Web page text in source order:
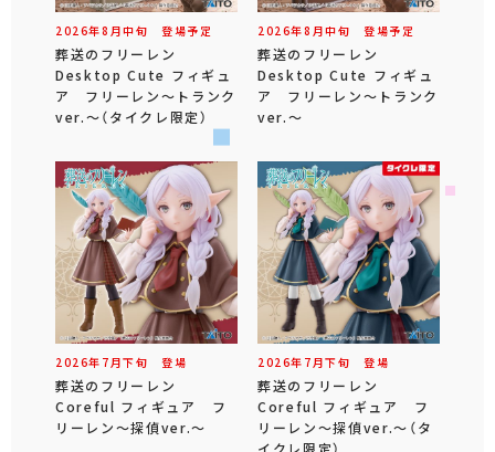
2026年8 月中旬 登場予定
葬送のフリーレン
Desktop Cute フィギュ
ア フリーレン～トランク
ver.～（タイクレ限定）
2026年8 月中旬 登場予定
葬送のフリーレン
Desktop Cute フィギュ
ア フリーレン～トランク
ver.～
2026年 7 月下旬 登場
葬送のフリーレン
Coreful フィギュア フ
リーレン～探偵ver.～
2026年 7 月下旬 登場
葬送のフリーレン
Coreful フィギュア フ
リーレン～探偵ver.～（タ